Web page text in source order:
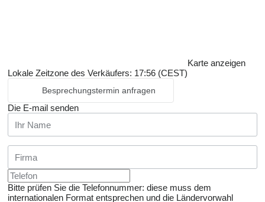
Karte anzeigen
Lokale Zeitzone des Verkäufers: 17:56 (CEST)
Besprechungstermin anfragen
Die E-mail senden
Bitte prüfen Sie die Telefonnummer: diese muss dem
internationalen Format entsprechen und die Ländervorwahl